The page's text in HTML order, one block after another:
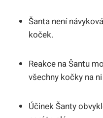
Šanta není
koček.
Reakce na Šantu
všechny kočky⁤ na
Účinek Šanty⁤